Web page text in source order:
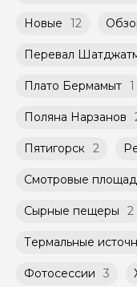
Новые 12
Перевал
Плато Бермамыт 1
Поляна Нарзанов
Пятигорск 2
Смотровые
Сырные пещеры 2
Термальные
Фотосессии 3